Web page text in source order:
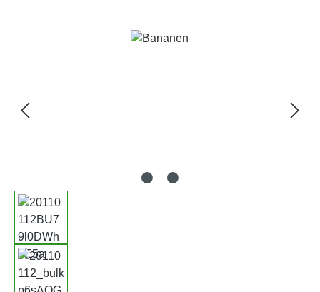
Bildergalerie überspringen